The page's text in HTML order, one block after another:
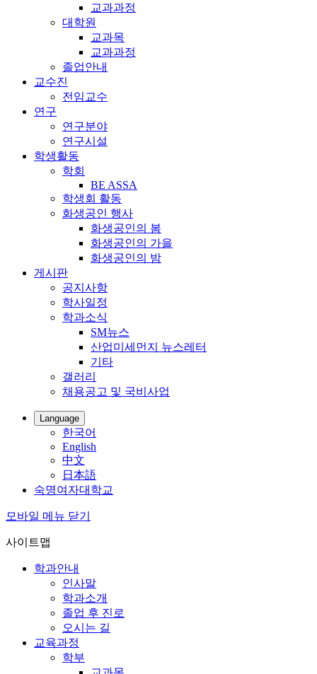
교과과정
대학원
교과목
교과과정
졸업안내
교수진
전임교수
연구
연구분야
연구시설
학생활동
학회
BE ASSA
학생회 활동
화생공인 행사
화생공인의 봄
화생공인의 가을
화생공인의 밤
게시판
공지사항
학사일정
학과소식
SM뉴스
산업미세먼지 뉴스레터
기타
갤러리
채용공고 및 국비사업
Language
한국어
English
中文
日本語
숙명여자대학교
모바일 메뉴 닫기
사이트맵
학과안내
인사말
학과소개
졸업 후 진로
오시는 길
교육과정
학부